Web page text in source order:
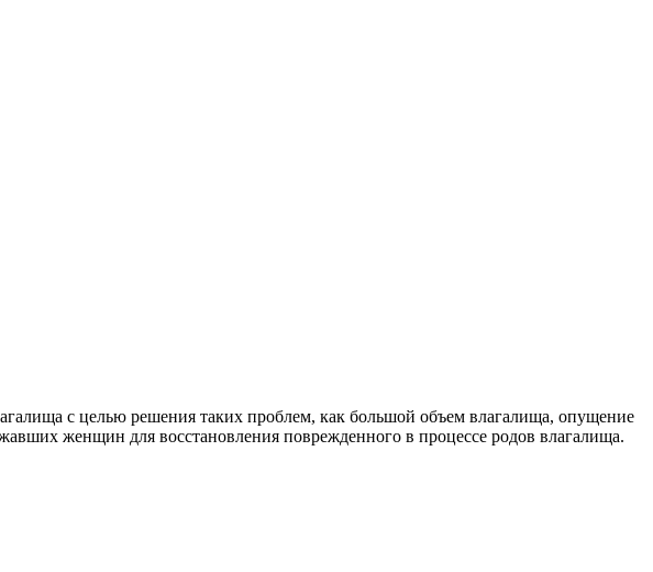
с целью решения таких проблем, как большой объем влагалища, опущение
женщин для восстановления поврежденного в процессе родов влагалища.